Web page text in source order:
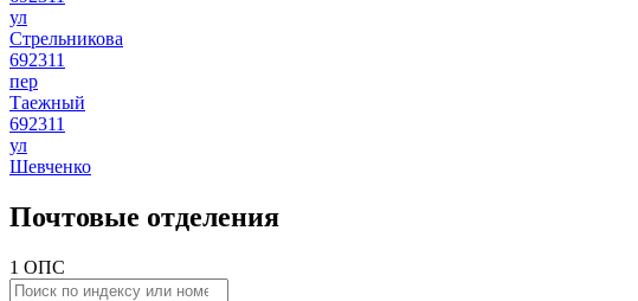
ул
Стрельникова
692311
пер
Таежный
692311
ул
Шевченко
Почтовые отделения
1 ОПС